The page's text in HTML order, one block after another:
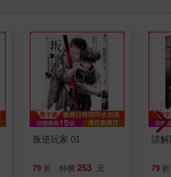
叛逆玩家 01
79 折 特價 253 元
請解
79 折